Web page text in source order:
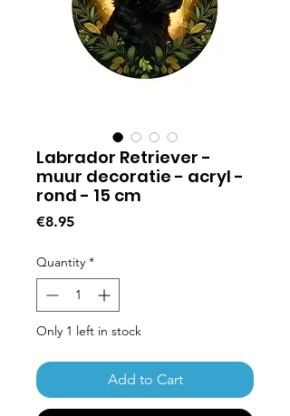
Labrador Retriever -
muur decoratie - acryl -
rond - 15 cm
€8.95Price
Quantity *
Only 1 left in stock
Add to Cart